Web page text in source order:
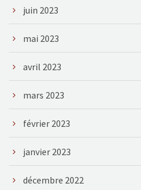
juin 2023
mai 2023
avril 2023
mars 2023
février 2023
janvier 2023
décembre 2022